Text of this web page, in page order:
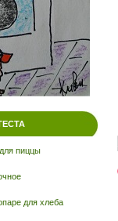
пиццы
для хлеба